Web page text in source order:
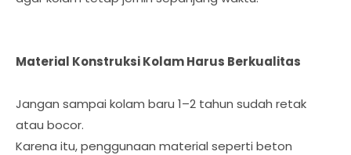
Material Konstruksi Kolam Harus Berkualitas
Jangan sampai kolam baru 1–2 tahun sudah retak
atau bocor.
Karena itu, penggunaan material seperti beton